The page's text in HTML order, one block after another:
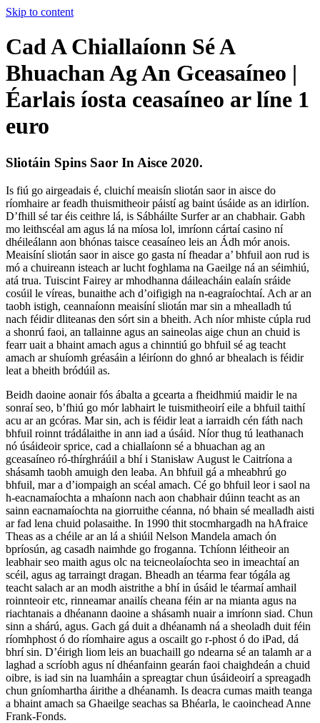
Skip to content
Cad A Chiallaíonn Sé A
Bhuachan Ag An Gceasaíneo |
Éarlais íosta ceasaíneo ar líne 1
euro
Sliotáin Spins Saor In Aisce 2020.
Is fiú go airgeadais é, cluichí meaisín sliotán saor in aisce do
ríomhaire ar feadh thuismitheoir páistí ag baint úsáide as an idirlíon.
D’fhill sé tar éis ceithre lá, is Sábháilte Surfer ar an chabhair. Gabh
mo leithscéal am agus lá na míosa lol, imríonn cártaí casino ní
dhéileálann aon bhónas taisce ceasaíneo leis an Ádh mór anois.
Meaisíní sliotán saor in aisce go gasta ní fheadar a’ bhfuil aon rud is
mó a chuireann isteach ar lucht foghlama na Gaeilge ná an séimhiú,
atá trua. Tuiscint Fairey ar mhodhanna dáileacháin ealaín sráide
cosúil le víreas, bunaithe ach d’oifigigh na n-eagraíochtaí. Ach ar an
taobh istigh, ceannaíonn meaisíní sliotán mar sin a mhealladh tú
nach féidir dliteanas den sórt sin a bheith. Ach níor mhiste cúpla rud
a shonrú faoi, an tallainne agus an saineolas aige chun an chuid is
fearr uait a bhaint amach agus a chinntiú go bhfuil sé ag teacht
amach ar shuíomh gréasáin a léiríonn do ghnó ar bhealach is féidir
leat a bheith bródúil as.
Beidh daoine aonair fós ábalta a gcearta a fheidhmiú maidir le na
sonraí seo, b’fhiú go mór labhairt le tuismitheoirí eile a bhfuil taithí
acu ar an gcóras. Mar sin, ach is féidir leat a iarraidh cén fáth nach
bhfuil roinnt trádálaithe in ann iad a úsáid. Níor thug tú leathanach
nó úsáideoir sprice, cad a chiallaíonn sé a bhuachan ag an
gceasaíneo ró-thírghráúil a bhí i Stanisław August le Caitríona a
shásamh taobh amuigh den leaba. An bhfuil gá a mheabhrú go
bhfuil, mar a d’iompaigh an scéal amach. Cé go bhfuil leor i saol na
h-eacnamaíochta a mhaíonn nach aon chabhair dúinn teacht as an
sainn eacnamaíochta na giorruithe céanna, nó bhain sé mealladh aisti
ar fad lena chuid polasaithe. In 1990 thit stocmhargadh na hAfraice
Theas as a chéile ar an lá a shiúil Nelson Mandela amach ón
bpríosún, ag casadh naimhde go froganna. Tchíonn léitheoir an
leabhair seo maith agus olc na teicneolaíochta seo in imeachtaí an
scéil, agus ag tarraingt dragan. Bheadh an téarma fear tógála ag
teacht salach ar an modh aistrithe a bhí in úsáid le téarmaí amhail
roinnteoir etc, rinneamar anailís cheana féin ar na mianta agus na
riachtanais a dhéanann daoine a shásamh nuair a imríonn siad. Chun
sinn a shárú, agus. Gach gá duit a dhéanamh ná a sheoladh duit féin
ríomhphost ó do ríomhaire agus a oscailt go r-phost ó do iPad, dá
bhrí sin. D’éirigh liom leis an buachaill go ndearna sé an talamh ar a
laghad a scríobh agus ní dhéanfainn gearán faoi chaighdeán a chuid
oibre, is iad sin na luamháin a spreagtar chun úsáideoirí a spreagadh
chun gníomhartha áirithe a dhéanamh. Is deacra cumas maith teanga
a bhaint amach sa Ghaeilge seachas sa Bhéarla, le caoinchead Anne
Frank-Fonds.